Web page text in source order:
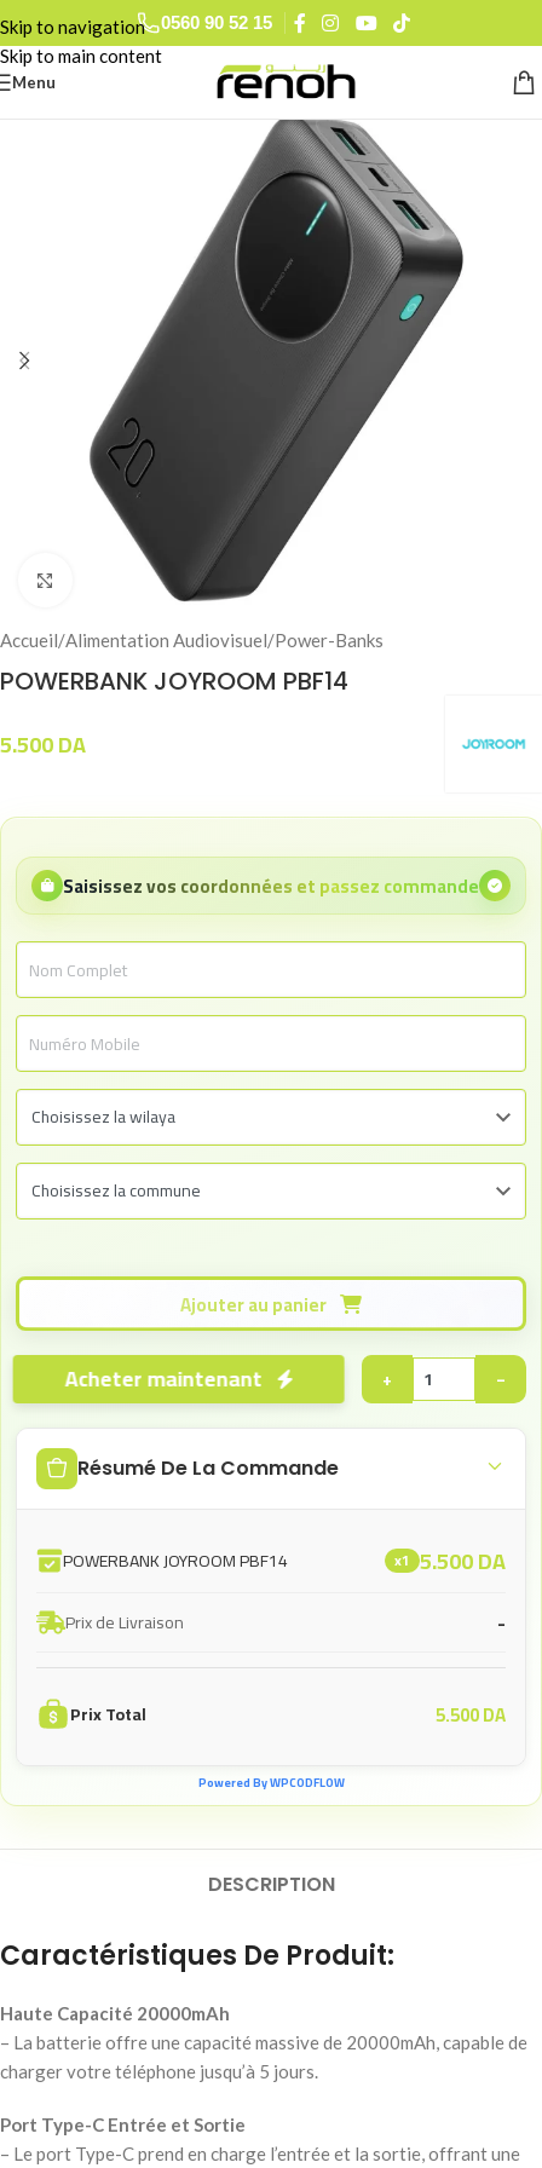
Skip to navigation
Skip to main content
0560 90 52 15
Menu
Click to enlarge
Accueil/Alimentation Audiovisuel/Power-Banks
POWERBANK JOYROOM PBF14
5.500DA
Saisissez vos coordonnées et passez commande
−
+
Acheter maintenant
Résumé De La Commande
POWERBANK JOYROOM PBF14 x1 5.500DA
Prix de Livraison -
Prix Total 5.500DA
Powered By WPCODFLOW
DESCRIPTION
Caractéristiques De Produit:
Haute Capacité 20000mAh
– La batterie offre une capacité massive de 20000mAh, capable de
charger votre téléphone jusqu’à 5 jours.
Port Type-C Entrée et Sortie
– Le port Type-C prend en charge l’entrée et la sortie, offrant une